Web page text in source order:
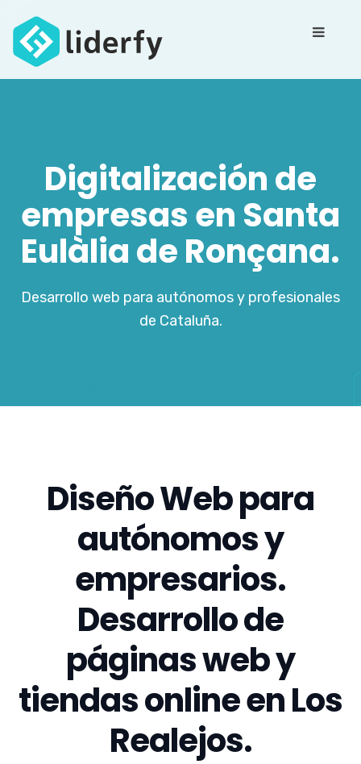
Digitalización de
empresas en Santa
Eulàlia de Ronçana.
Desarrollo web para autónomos y profesionales
de Cataluña.
Diseño Web para
autónomos y
empresarios.
Desarrollo de
páginas web y
tiendas online en Los
Realejos.